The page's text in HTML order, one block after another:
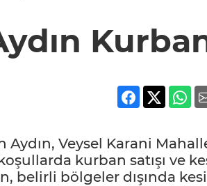
Aydın, Veysel Karani
kurban satışı ve
belirli bölgeler dışında